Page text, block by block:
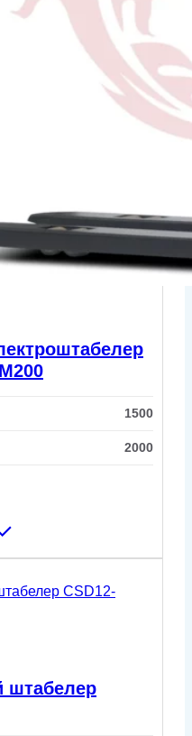
1500
2000
штабелер